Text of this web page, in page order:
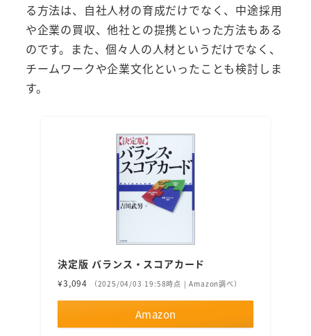
る方法は、自社人材の育成だけでなく、中途採用
や企業の買収、他社との提携といった方法もある
のです。また、個々人の人材というだけでなく、
チームワークや企業文化といったことも検討しま
す。
決定版 バランス・スコアカード
¥3,094 （2025/04/03 19:58時点 | Amazon調べ）
Amazon